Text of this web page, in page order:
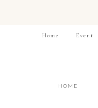
Home Event
HOME